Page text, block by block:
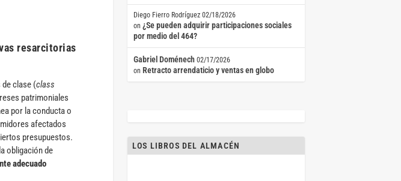
resarcitorias
clase (class
patrimoniales
por la conducta o
afectados
presupuestos.
obligación de
adecuado
Diego Fierro Rodríguez 02/18/2026
on ¿Se pueden adquirir participaciones sociales
por medio del 464?
Gabriel Doménech 02/17/2026
on Retracto arrendaticio y ventas en globo
LOS LIBROS DEL ALMACÉN